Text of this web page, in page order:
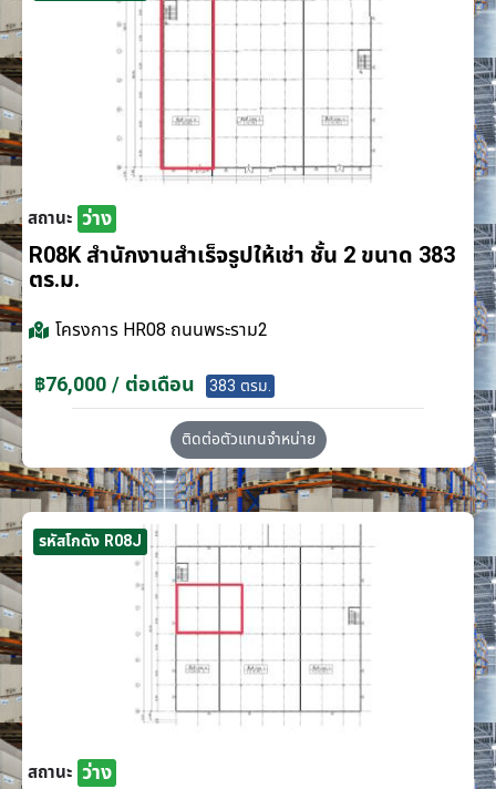
สถานะ ว่าง
R08K สำนักงานสำเร็จรูปให้เช่า ชั้น 2 ขนาด 383
ตร.ม.
โครงการ HR08 ถนนพระราม2
฿76,000 / ต่อเดือน 383 ตรม.
ติดต่อตัวแทนจำหน่าย
รหัสโกดัง R08J
สถานะ ว่าง